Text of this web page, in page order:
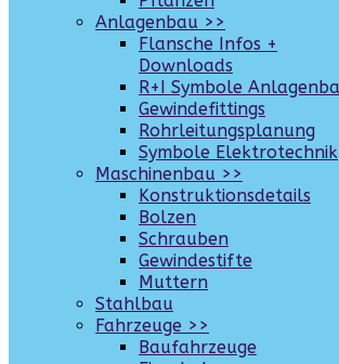
Anlagenbau >>
Flansche Infos +
Downloads
R+I Symbole
Gewindefittings
Rohrleitungsplanung
Symbole Elektrotechnik
Maschinenbau >>
Konstruktionsdetails
Bolzen
Schrauben
Gewindestifte
Muttern
Stahlbau
Fahrzeuge >>
Baufahrzeuge